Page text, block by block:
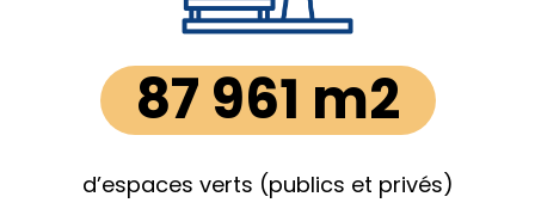
87 961 m2
d’espaces verts (publics et privés)